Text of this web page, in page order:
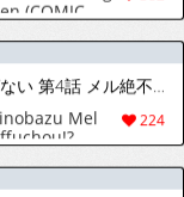
224
Mel
忍者不忍梅露
遇四歌仙陷苦
IV -Heaven
[Digital]